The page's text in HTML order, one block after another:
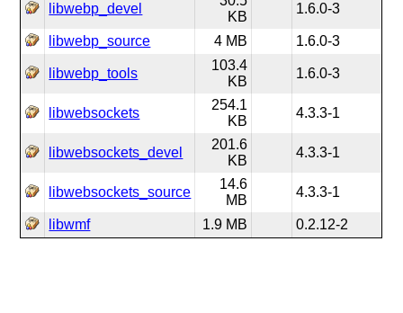
libwebp_devel
KB
1.6.0-3
libwebp_source 4 MB 1.6.0-3
libwebp_tools
103.4
KB
1.6.0-3
libwebsockets
254.1
KB
4.3.3-1
libwebsockets_devel
201.6
KB
4.3.3-1
libwebsockets_source
14.6
MB
4.3.3-1
libwmf 1.9 MB 0.2.12-2